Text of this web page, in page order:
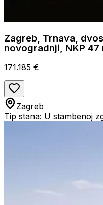
Zagreb, Trnava,
novogradnji, NKP 47
171.185 €
Zagreb
Tip stana: U stambenoj